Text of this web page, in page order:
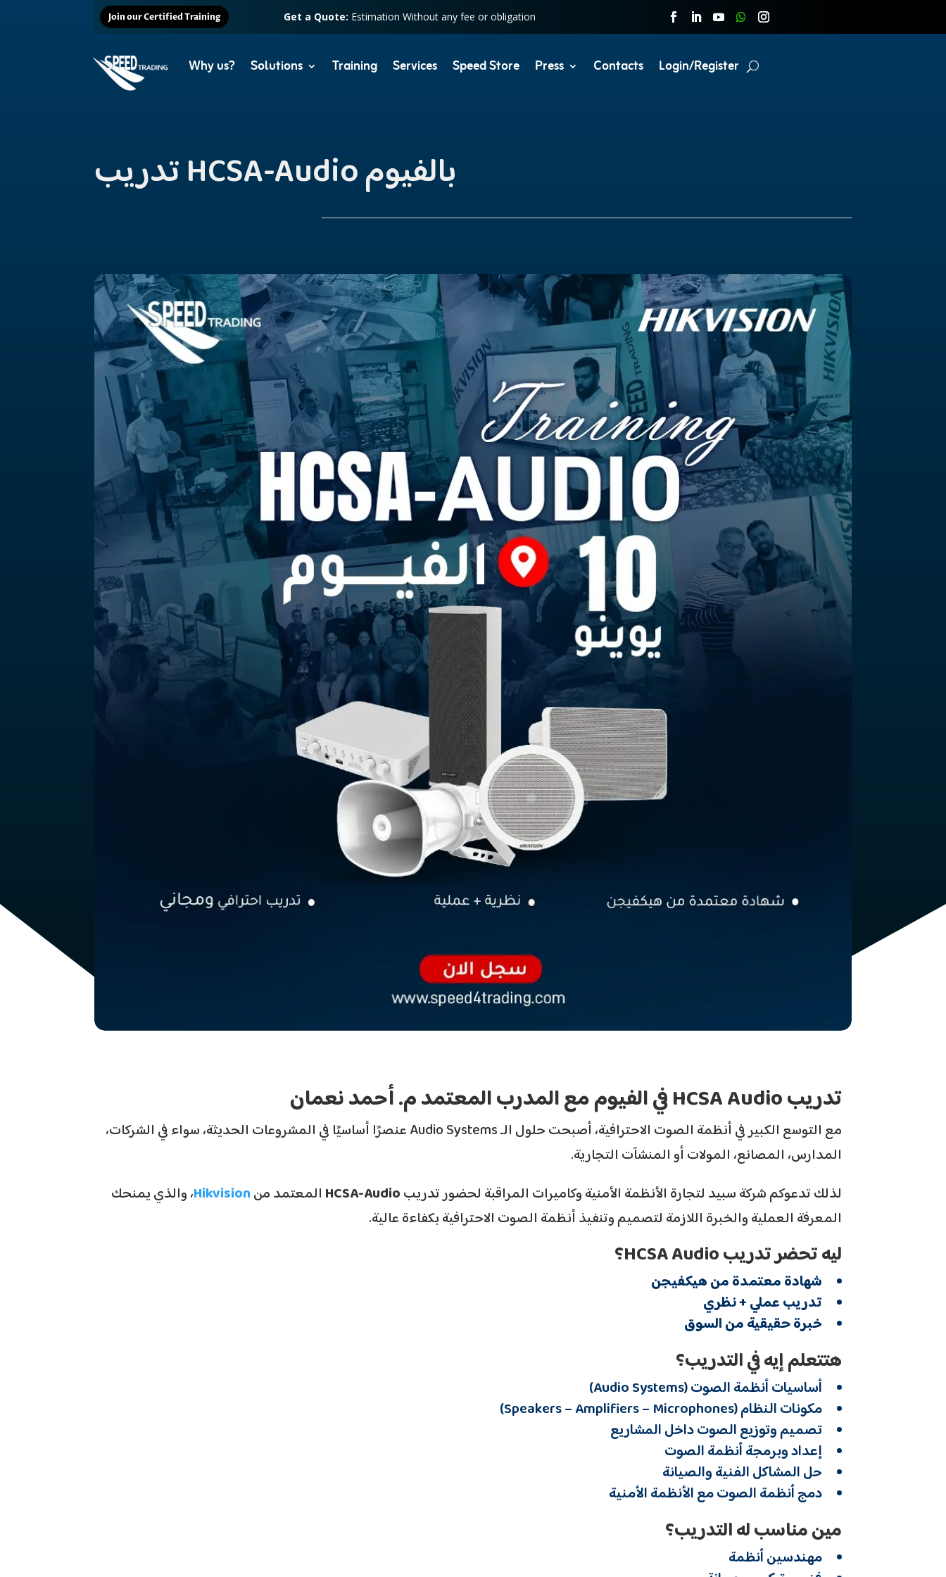
Join our Certified Training Get a Quote: Estimation Without any fee or obligation
Why us? Solutions Training Services Speed Store Press Contacts Login/Register
تدريب HCSA-Audio بالفيوم
تدريب في الفيوم مع المدرب المعتمد م. أحمد نعمان
مع التوسع الكبير في أنظمة الصوت الاحترافية، أصبحت حلول الـ Audio Systems عنصرًا أساسيًا في المشروعات الحديثة، سواء في الشركات،
المدارس، المصانع، المولات أو المنشآت التجارية.
لذلك تدعوكم شركة سبيد لتجارة الأنظمة الأمنية وكاميرات المراقبة لحضور تدريبHCSA-Audio المعتمد منHikvision، والذي يمنحك
المعرفة العملية والخبرة اللازمة لتصميم وتنفيذ أنظمة الصوت الاحترافية بكفاءة عالية.
ليه تحضر تدريب ؟
شهادة معتمدة من هيكفيجن
تدريب عملي + نظري
خبرة حقيقية من السوق
هتتعلم إيه في التدريب؟
أساسيات أنظمة الصوت (Audio Systems)
مكونات النظام (Speakers – Amplifiers – Microphones)
تصميم وتوزيع الصوت داخل المشاريع
إعداد وبرمجة أنظمة الصوت
حل المشاكل الفنية والصيانة
دمج أنظمة الصوت مع الأنظمة الأمنية
مين مناسب له التدريب؟
مهندسين أنظمة